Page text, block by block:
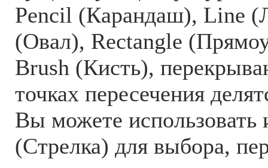
Pencil (Карандаш), Line
(Овал), Rectangle
Brush (Кисть),
точках пересечения
Вы можете
(Стрелка) для выбора,